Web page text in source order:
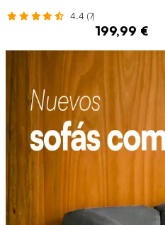
4.4 (7)
199,99 €